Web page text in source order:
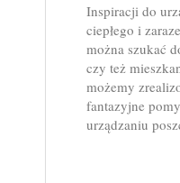
Inspiracji do
ciepłego i
można szukać
czy też
możemy
fantazyjne
urządzaniu